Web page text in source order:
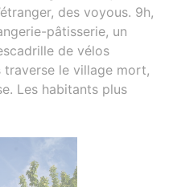
des voyous. 9h,
pâtisserie, un
de vélos
traverse le village mort,
Les habitants plus